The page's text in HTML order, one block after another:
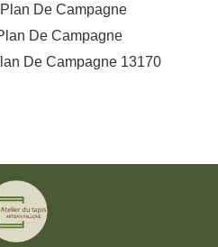
De Campagne
De Campagne
De Campagne 13170